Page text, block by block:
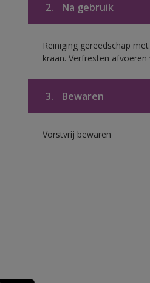
2. Na gebruik
Reiniging gereedschap
kraan. Verfresten
3. Bewaren
Vorstvrij bewaren